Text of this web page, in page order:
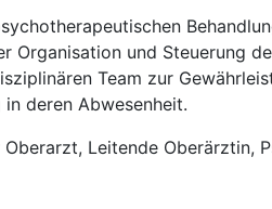
Organisation und Steuerung
Team zur
deren Abwesenheit.
Oberarzt, Leitende Oberärztin,